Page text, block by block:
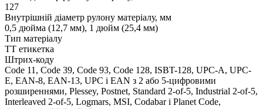
127
Внутрішній діаметр рулону матеріалу, мм
0,5 дюйма (12,7 мм), 1 дюйм (25,4 мм)
Тип матеріалу
ТТ етикетка
Штрих-коду
Code 11, Code 39, Code 93, Code 128, ISBT-128, UPC-A, UPC-
E, EAN-8, EAN-13, UPC і EAN з 2 або 5-цифровими
розширеннями, Plessey, Postnet, Standard 2-of-5, Industrial 2-of-5,
Interleaved 2-of-5, Logmars, MSI, Codabar і Planet Code,